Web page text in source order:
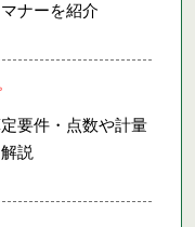
ナーを紹介
要件・点数や計量
説